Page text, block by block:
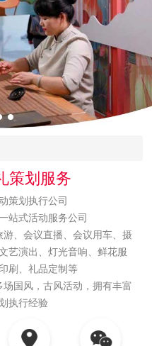
策划服务
策划执行公司
站式活动服务公司
、会议直播、会议用车、摄
艺演出、灯光音响、鲜花服
刷、礼品定制等
国风，古风活动，拥有丰富
执行经验